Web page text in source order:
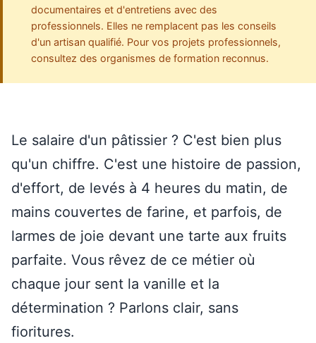
documentaires et d'entretiens avec des
professionnels. Elles ne remplacent pas les conseils
d'un artisan qualifié. Pour vos projets professionnels,
consultez des organismes de formation reconnus.
Le salaire d'un pâtissier ? C'est bien plus
qu'un chiffre. C'est une histoire de passion,
d'effort, de levés à 4 heures du matin, de
mains couvertes de farine, et parfois, de
larmes de joie devant une tarte aux fruits
parfaite. Vous rêvez de ce métier où
chaque jour sent la vanille et la
détermination ? Parlons clair, sans
fioritures.